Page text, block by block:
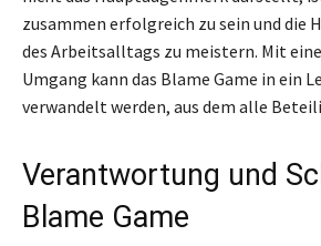
zusammen erfolgreich zu sein und die
des Arbeitsalltags zu meistern. Mit
Umgang kann das Blame Game in ein
verwandelt werden, aus dem alle
Verantwortung und
Blame Game